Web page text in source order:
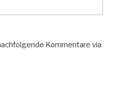
Kommentare via